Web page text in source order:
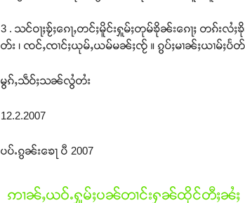
3 . သင်ဝႃႈၶႂ်ႈၵေႃႇတင်ႈမိူင်းႁူမ်ႈတုမ်ၶိုၼ်းၵေႃႈ တၵ်း
တ်း ၊ ၸင်ႇၸၢင်ႈယုမ်ႇယမ်မၼ်ႈၸႂ် ။ ၵွပ်ႈမၢၼ်ႈယၢမ်ႈပႅတ်
မွၵ်ႇသဵဝ်ႈသၼ်လွႆတႆး
12.2.2007
ပပ်ႉၵွၼ်းၶေႃ ပီ 2007
ဢၢၼ်ႇယဝ်ႉႁူမ်ႈပၼ်တၢင်းႁၼ်ထိုင်တီႈၼႆႈ